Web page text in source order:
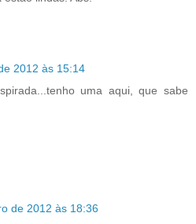
2012 às 15:14
uma aqui, que sabe
de 2012 às 18:36